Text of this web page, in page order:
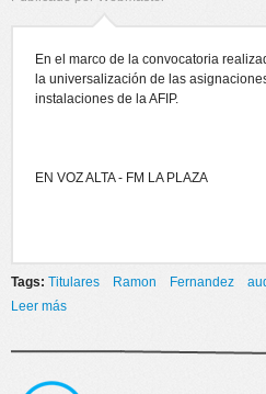
En el marco de la convocatoria
la universalización de las
instalaciones de la AFIP.
EN VOZ ALTA - FM LA PLAZA
Tags: Titulares Ramon Fernandez
Leer más